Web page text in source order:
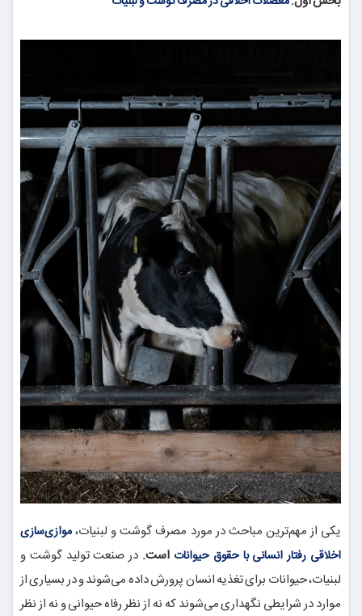
یکی از مهم‌ترین مباحث در مورد مصرف گوشت و لبنیات،موازی‌سازی
اخلاقی رفتار انسانی با حقوق حیوانات است. در صنعت تولید گوشت و
لبنیات، حیوانات برای تغذیه انسان پرورش داده می‌شوند و در بسیاری از
موارد در شرایطی نگهداری می‌شوند که نه از نظر رفاه حیوانی و نه از نظر